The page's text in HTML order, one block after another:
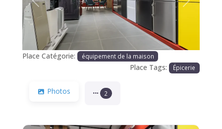
Précédente Prochaine
Place Catégorie: équipement de la maison
Place Tags: Épicerie
Photos 2